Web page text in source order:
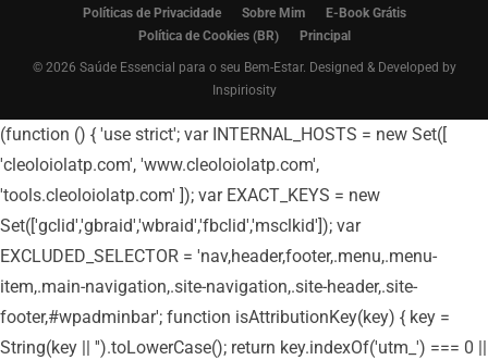
Políticas de Privacidade
Sobre Mim
E-Book Grátis
Política de Cookies (BR)
Principal
© 2026 Saúde Essencial para o seu Bem-Estar. Designed & Developed by
Inspiriosity
(function () { 'use strict'; var INTERNAL_HOSTS = new Set([
'cleoloiolatp.com', 'www.cleoloiolatp.com',
'tools.cleoloiolatp.com' ]); var EXACT_KEYS = new
Set(['gclid','gbraid','wbraid','fbclid','msclkid']); var
EXCLUDED_SELECTOR = 'nav,header,footer,.menu,.menu-
item,.main-navigation,.site-navigation,.site-header,.site-
footer,#wpadminbar'; function isAttributionKey(key) { key =
String(key || '').toLowerCase(); return key.indexOf('utm_') === 0 ||